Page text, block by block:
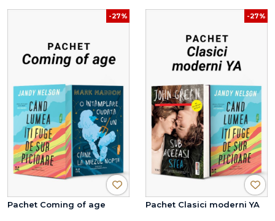
-27%
Pachet Coming of age
-27%
Pachet Clasici moderni YA